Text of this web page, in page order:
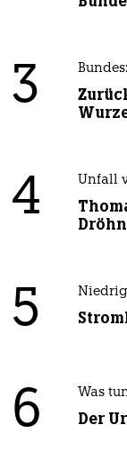
3
4 Unfall
5
6 Was
Der